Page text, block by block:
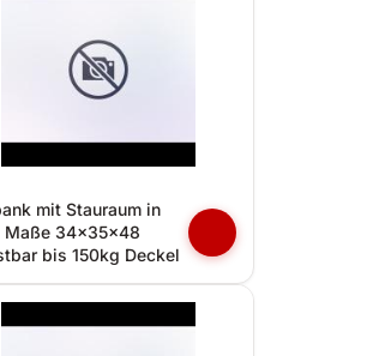
mit Stauraum in
Maße 34x35x48
bis 150kg Deckel